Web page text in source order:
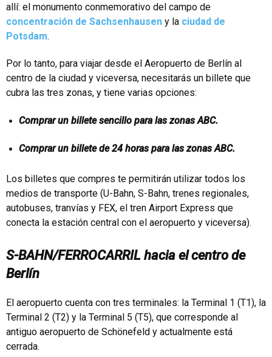
allí: el monumento conmemorativo del campo de
concentración de Sachsenhausen y la ciudad de
Potsdam.
Por lo tanto, para viajar desde el Aeropuerto de Berlín al
centro de la ciudad y viceversa, necesitarás un billete que
cubra las tres zonas, y tiene varias opciones:
Comprar un billete sencillo para las zonas ABC.
Comprar un billete de 24 horas para las zonas ABC.
Los billetes que compres te permitirán utilizar todos los
medios de transporte (U-Bahn, S-Bahn, trenes regionales,
autobuses, tranvías y FEX, el tren Airport Express que
conecta la estación central con el aeropuerto y viceversa).
S-BAHN/FERROCARRIL hacia el centro de
Berlín
El aeropuerto cuenta con tres terminales: la Terminal 1 (T1), la
Terminal 2 (T2) y la Terminal 5 (T5), que corresponde al
antiguo aeropuerto de Schönefeld y actualmente está
cerrada.